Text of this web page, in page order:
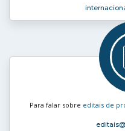
Para falar sobre editais de
editais